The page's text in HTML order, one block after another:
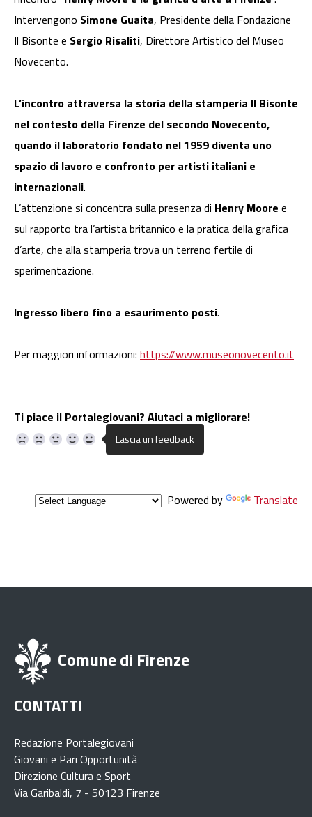
Intervengono Simone Guaita, Presidente della Fondazione
Il Bisonte e Sergio Risaliti, Direttore Artistico del Museo
Novecento.
L’incontro attraversa la storia della stamperia Il Bisonte
nel contesto della Firenze del secondo Novecento,
quando il laboratorio fondato nel 1959 diventa uno
spazio di lavoro e confronto per artisti italiani e
internazionali.
L’attenzione si concentra sulla presenza di Henry Moore e
sul rapporto tra l’artista britannico e la pratica della grafica
d’arte, che alla stamperia trova un terreno fertile di
sperimentazione.
Ingresso libero fino a esaurimento posti.
Per maggiori informazioni: https://www.museonovecento.it
Ti piace il Portalegiovani? Aiutaci a migliorare!
Powered by Translate
Comune di Firenze
CONTATTI
Redazione Portalegiovani
Giovani e Pari Opportunità
Direzione Cultura e Sport
Via Garibaldi, 7 - 50123 Firenze